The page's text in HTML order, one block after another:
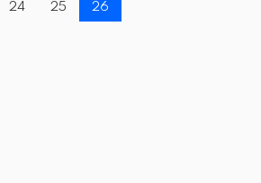
24 25 26